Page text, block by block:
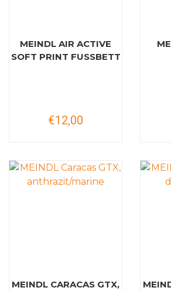
MEINDL AIR ACTIVE
SOFT PRINT FUSSBETT
€12,00
MEINDL CARACAS GTX,